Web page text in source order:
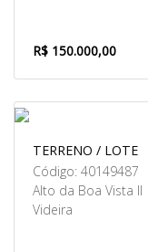
R$ 150.000,00
TERRENO / LOTE
Código: 40149487
Alto da Boa Vista II
Videira